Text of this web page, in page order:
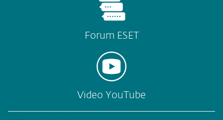
Forum ESET
Video YouTube